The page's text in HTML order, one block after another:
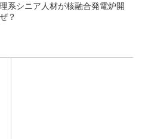
系シニア人材が核融合発電炉開
？